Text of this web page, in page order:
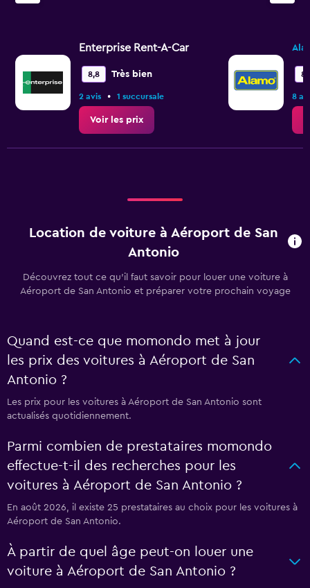
Enterprise Rent-A-Car
8,8 Très bien
2 avis • 1 succursale
Voir les prix
8,1
8
Location de voiture à Aéroport de San
Antonio
Découvrez tout ce qu’il faut savoir pour louer une voiture à
Aéroport de San Antonio et préparer votre prochain voyage
Quand est-ce que momondo met à jour
les prix des voitures à Aéroport de San
Antonio ?
Les prix pour les voitures à Aéroport de San Antonio sont
actualisés quotidiennement.
Parmi combien de prestataires momondo
effectue-t-il des recherches pour les
voitures à Aéroport de San Antonio ?
En août 2026, il existe 25 prestataires au choix pour les voitures à
Aéroport de San Antonio.
À partir de quel âge peut-on louer une
voiture à Aéroport de San Antonio ?